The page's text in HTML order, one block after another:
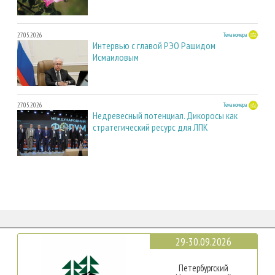
27.05.2026 Тема номера
Интервью с главой РЭО Рашидом
Исмаиловым
27.05.2026 Тема номера
Недревесный потенциал. Дикоросы как
стратегический ресурс для ЛПК
29-30.09.2026
Петербургский